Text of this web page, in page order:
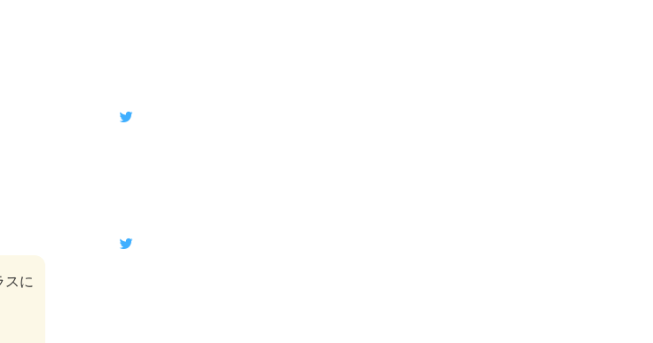
スに